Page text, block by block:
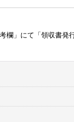
」にて「領収書発